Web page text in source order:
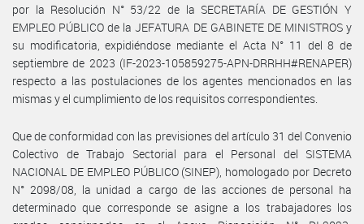
por la Resolución N° 53/22 de la SECRETARÍA DE GESTIÓN Y
EMPLEO PÚBLICO de la JEFATURA DE GABINETE DE MINISTROS y
su modificatoria, expidiéndose mediante el Acta N° 11 del 8 de
septiembre de 2023 (IF-2023-105859275-APN-DRRHH#RENAPER)
respecto a las postulaciones de los agentes mencionados en las
mismas y el cumplimiento de los requisitos correspondientes.
Que de conformidad con las previsiones del artículo 31 del Convenio
Colectivo de Trabajo Sectorial para el Personal del SISTEMA
NACIONAL DE EMPLEO PÚBLICO (SINEP), homologado por Decreto
N° 2098/08, la unidad a cargo de las acciones de personal ha
determinado que corresponde se asigne a los trabajadores los